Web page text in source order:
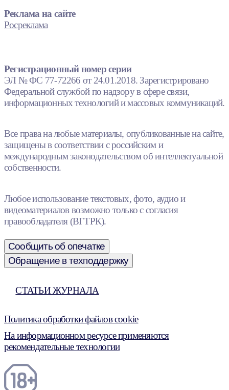
Реклама на сайте
Росреклама
Регистрационный номер серии
ЭЛ № ФС 77-72266 от 24.01.2018. Зарегистрировано
Федеральной службой по надзору в сфере связи,
информационных технологий и массовых коммуникаций.
Все права на любые материалы, опубликованные на сайте,
защищены в соответствии с российским и
международным законодательством об интеллектуальной
собственности.
Любое использование текстовых, фото, аудио и
видеоматериалов возможно только с согласия
правообладателя (ВГТРК).
Сообщить об опечатке
Обращение в техподдержку
СТАТЬИ ЖУРНАЛА
Политика обработки файлов cookie
На информационном ресурсе применяются
рекомендательные технологии